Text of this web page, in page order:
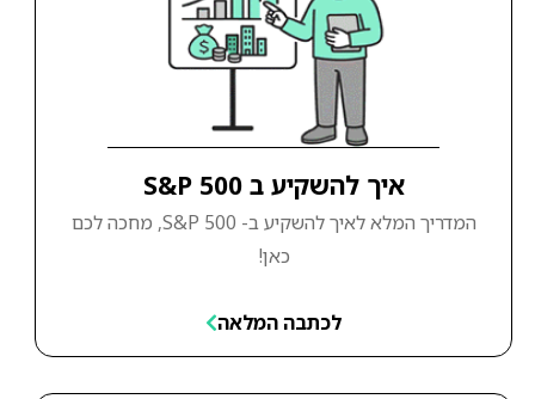
איך להשקיע ב S&P 500
המדריך המלא לאיך להשקיע ב- S&P 500, מחכה לכם
כאן!
לכתבה המלאה